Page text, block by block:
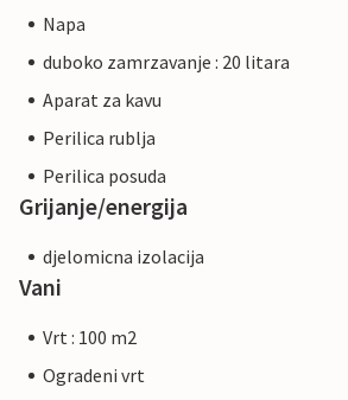
Napa
duboko zamrzavanje : 20 litara
Aparat za kavu
Perilica rublja
Perilica posuda
Grijanje/energija
djelomicna izolacija
Vani
Vrt : 100 m2
Ogradeni vrt